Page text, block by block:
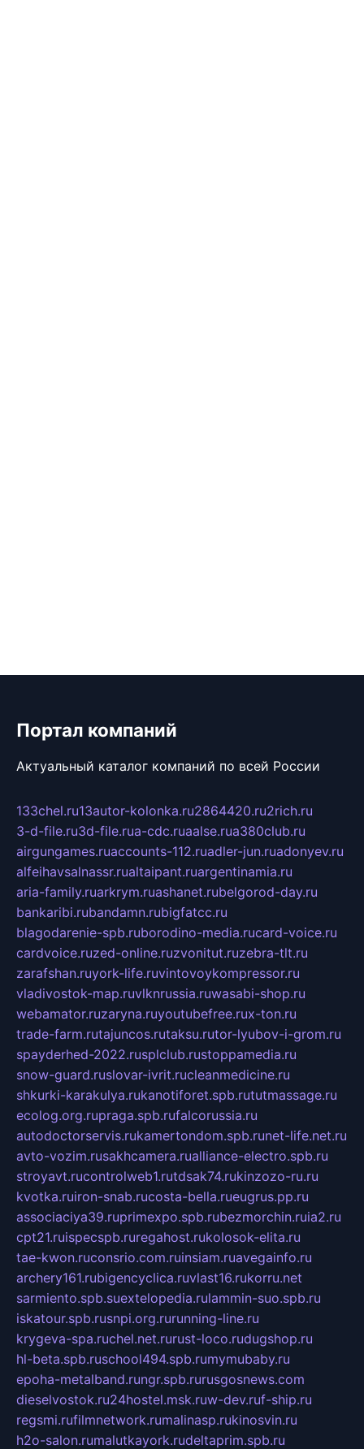
Портал компаний
Актуальный каталог компаний по всей России
133chel.ru13autor-kolonka.ru2864420.ru2rich.ru
3-d-file.ru3d-file.rua-cdc.ruaalse.rua380club.ru
airgungames.ruaccounts-112.ruadler-jun.ruadonyev.ru
alfeihavsalnassr.rualtaipant.ruargentinamia.ru
aria-family.ruarkrym.ruashanet.rubelgorod-day.ru
bankaribi.rubandamn.rubigfatcc.ru
blagodarenie-spb.ruborodino-media.rucard-voice.ru
cardvoice.ruzed-online.ruzvonitut.ruzebra-tlt.ru
zarafshan.ruyork-life.ruvintovoykompressor.ru
vladivostok-map.ruvlknrussia.ruwasabi-shop.ru
webamator.ruzaryna.ruyoutubefree.rux-ton.ru
trade-farm.rutajuncos.rutaksu.rutor-lyubov-i-grom.ru
spayderhed-2022.rusplclub.rustoppamedia.ru
snow-guard.ruslovar-ivrit.rucleanmedicine.ru
shkurki-karakulya.rukanotiforet.spb.rututmassage.ru
ecolog.org.rupraga.spb.rufalcorussia.ru
autodoctorservis.rukamertondom.spb.runet-life.net.ru
avto-vozim.rusakhcamera.rualliance-electro.spb.ru
stroyavt.rucontrolweb1.rutdsak74.rukinzozo-ru.ru
kvotka.ruiron-snab.rucosta-bella.rueugrus.pp.ru
associaciya39.ruprimexpo.spb.rubezmorchin.ruia2.ru
cpt21.ruispecspb.ruregahost.rukolosok-elita.ru
tae-kwon.ruconsrio.com.ruinsiam.ruavegainfo.ru
archery161.rubigencyclica.ruvlast16.rukorru.net
sarmiento.spb.suextelopedia.rulammin-suo.spb.ru
iskatour.spb.rusnpi.org.rurunning-line.ru
krygeva-spa.ruchel.net.rurust-loco.rudugshop.ru
hl-beta.spb.ruschool494.spb.rumymubaby.ru
epoha-metalband.rungr.spb.rurusgosnews.com
dieselvostok.ru24hostel.msk.ruw-dev.ruf-ship.ru
regsmi.rufilmnetwork.rumalinasp.rukinosvin.ru
h2o-salon.rumalutkayork.rudeltaprim.spb.ru